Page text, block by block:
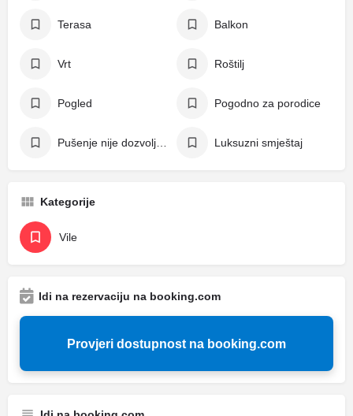
Terasa Balkon
Vrt Roštilj
Pogled Pogodno za porodice
Luksuzni smještaj
Kategorije
Vile
Idi na rezervaciju na booking.com
Provjeri dostupnost na booking.com